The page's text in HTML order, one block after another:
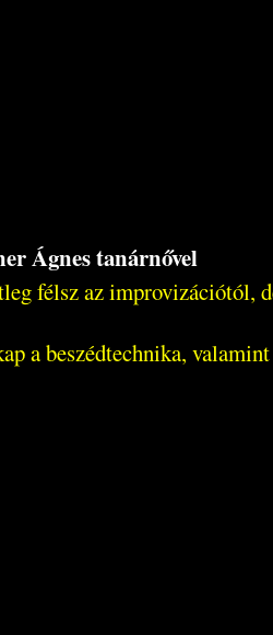
Ágnes tanárnővel
félsz az improvizációtól,
a beszédtechnika,